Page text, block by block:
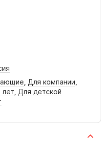
Для компании
лет Для детской